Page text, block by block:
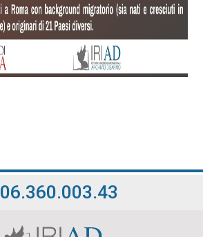
06.360.003.43